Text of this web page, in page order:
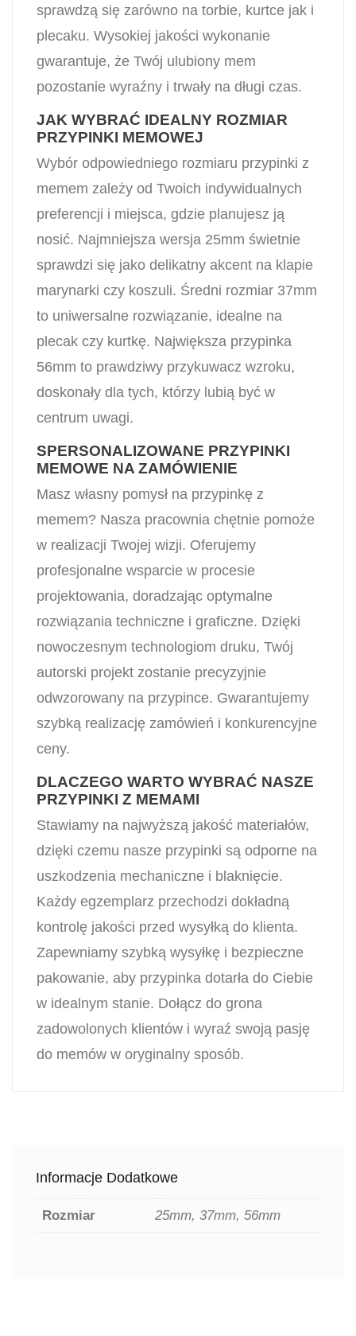
sprawdzą się zarówno na torbie, kurtce jak i
plecaku. Wysokiej jakości wykonanie
gwarantuje, że Twój ulubiony mem
pozostanie wyraźny i trwały na długi czas.
JAK WYBRAĆ IDEALNY ROZMIAR
PRZYPINKI MEMOWEJ
Wybór odpowiedniego rozmiaru przypinki z
memem zależy od Twoich indywidualnych
preferencji i miejsca, gdzie planujesz ją
nosić. Najmniejsza wersja 25mm świetnie
sprawdzi się jako delikatny akcent na klapie
marynarki czy koszuli. Średni rozmiar 37mm
to uniwersalne rozwiązanie, idealne na
plecak czy kurtkę. Największa przypinka
56mm to prawdziwy przykuwacz wzroku,
doskonały dla tych, którzy lubią być w
centrum uwagi.
SPERSONALIZOWANE PRZYPINKI
MEMOWE NA ZAMÓWIENIE
Masz własny pomysł na przypinkę z
memem? Nasza pracownia chętnie pomoże
w realizacji Twojej wizji. Oferujemy
profesjonalne wsparcie w procesie
projektowania, doradzając optymalne
rozwiązania techniczne i graficzne. Dzięki
nowoczesnym technologiom druku, Twój
autorski projekt zostanie precyzyjnie
odwzorowany na przypince. Gwarantujemy
szybką realizację zamówień i konkurencyjne
ceny.
DLACZEGO WARTO WYBRAĆ NASZE
PRZYPINKI Z MEMAMI
Stawiamy na najwyższą jakość materiałów,
dzięki czemu nasze przypinki są odporne na
uszkodzenia mechaniczne i blaknięcie.
Każdy egzemplarz przechodzi dokładną
kontrolę jakości przed wysyłką do klienta.
Zapewniamy szybką wysyłkę i bezpieczne
pakowanie, aby przypinka dotarła do Ciebie
w idealnym stanie. Dołącz do grona
zadowolonych klientów i wyraź swoją pasję
do memów w oryginalny sposób.
Informacje Dodatkowe
Rozmiar 25mm, 37mm, 56mm